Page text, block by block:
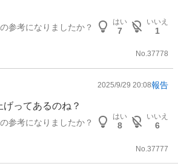
参考になりましたか？
はい
7
いいえ
1
No.37778
2025/9/29 20:08報告
ってあるのね？
参考になりましたか？
はい
8
いいえ
6
No.37777